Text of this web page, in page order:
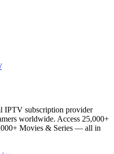
IPTV subscription provider
worldwide. Access 25,000+
Movies & Series — all in